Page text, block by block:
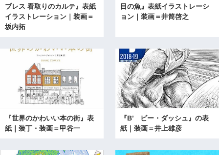
ブレス 看取りのカルテ』表紙
イラストレーション｜装画＝
坂内拓
目の魚』表紙イラストレーシ
ョン｜装画＝井筒啓之
『世界のかわいい本の街』表
紙｜装丁・装画＝甲谷一
『B’ ビー・ダッシュ』の表
紙｜装画＝井上雄彦